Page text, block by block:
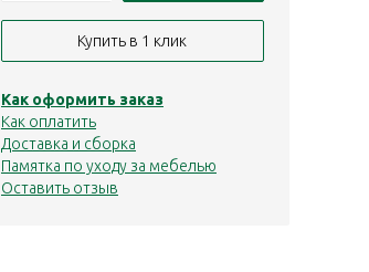
Купить в 1 клик
Как оформить заказ
Как оплатить
Доставка и сборка
Памятка по уходу за мебелью
Оставить отзыв